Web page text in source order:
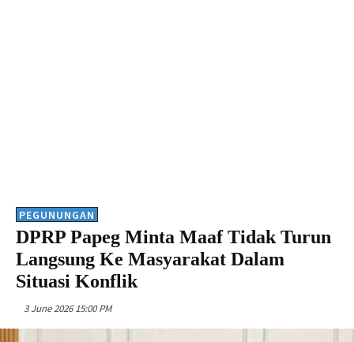
PEGUNUNGAN
DPRP Papeg Minta Maaf Tidak Turun
Langsung Ke Masyarakat Dalam
Situasi Konflik
3 June 2026 15:00 PM